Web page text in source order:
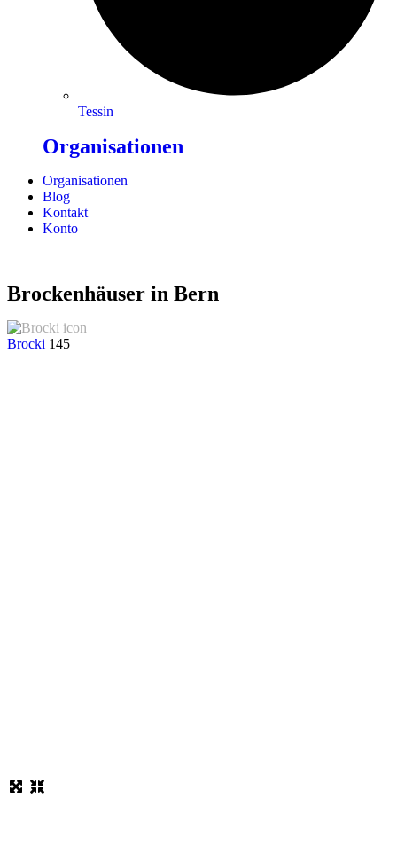
Tessin
Organisationen
Organisationen
Blog
Kontakt
Konto
Brockenhäuser in Bern
Brocki 145